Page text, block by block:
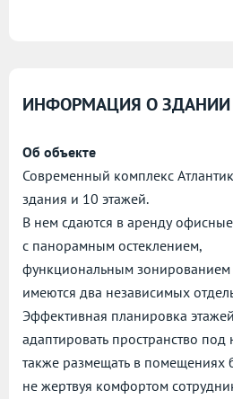
ИНФОРМАЦИЯ О ЗДАНИИ
Об объекте
Современный комплекс
здания и 10 этажей.
В нем сдаются в аренду
с панорамным остеклением,
функциональным зонированием
имеются два независимых
Эффективная планировка
адаптировать пространство
также размещать в помещениях
не жертвуя комфортом